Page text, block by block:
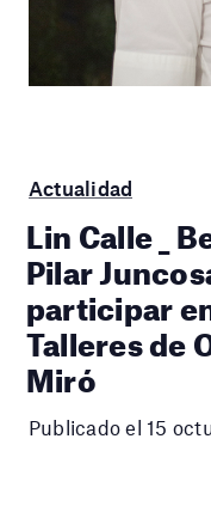
Actualidad
Lin Calle _
Pilar
participar
Talleres de
Miró
Publicado el 15